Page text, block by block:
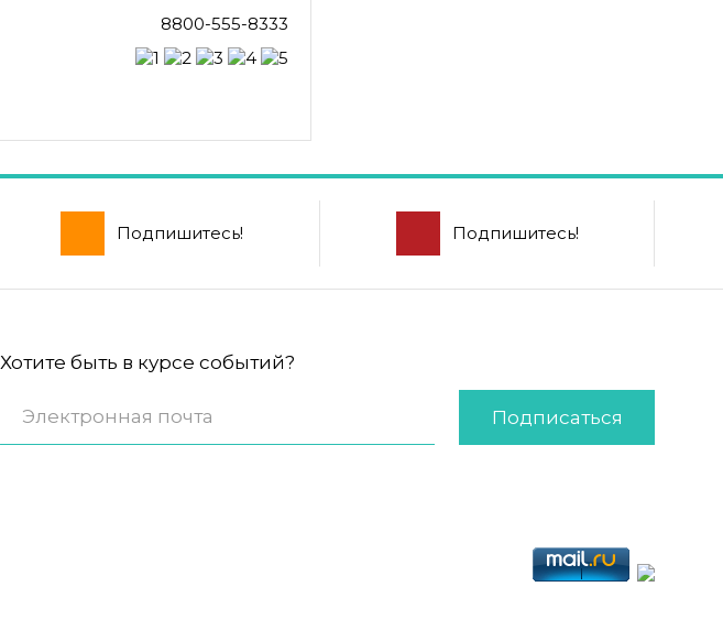
8800-555-8333
Подпишитесь! Подпишитесь!
Хотите быть в курсе событий?
Подписаться